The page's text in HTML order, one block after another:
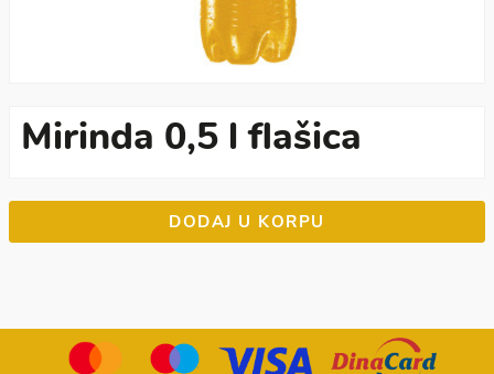
Mirinda 0,5 l flašica
DODAJ U KORPU